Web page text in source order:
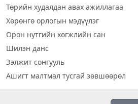
Төрийн худалдан авах ажиллагаа
Хөрөнгө орлогын мэдүүлэг
Орон нутгийн хөгжлийн сан
Шилэн данс
Ээлжит сонгууль
Ашигт малтмал тусгай зөвшөөрөл